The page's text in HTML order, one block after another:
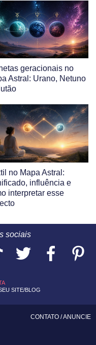
geracionais no
Astral: Urano, Netuno
no Mapa Astral:
influência e
interpretar esse
sociais
SITE/BLOG
CONTATO /ANUNCIE